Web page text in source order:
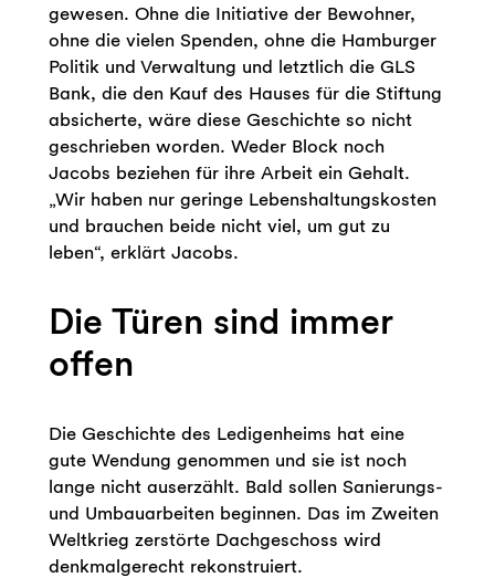
gewesen. Ohne die Initiative der Bewohner,
ohne die vielen Spenden, ohne die Hamburger
Politik und Verwaltung und letztlich die GLS
Bank, die den Kauf des Hauses für die Stiftung
absicherte, wäre diese Geschichte so nicht
geschrieben worden. Weder Block noch
Jacobs beziehen für ihre Arbeit ein Gehalt.
„Wir haben nur geringe Lebenshaltungskosten
und brauchen beide nicht viel, um gut zu
leben“, erklärt Jacobs.
Die Türen sind immer
offen
Die Geschichte des Ledigenheims hat eine
gute Wendung genommen und sie ist noch
lange nicht auserzählt. Bald sollen Sanierungs-
und Umbauarbeiten beginnen. Das im Zweiten
Weltkrieg zerstörte Dachgeschoss wird
denkmalgerecht rekonstruiert.